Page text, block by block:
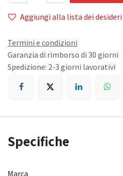
Aggiungi alla lista dei desideri
Termini e condizioni
Garanzia di rimborso di 30 giorni
Spedizione: 2-3 giorni lavorativi
Specifiche
Marca